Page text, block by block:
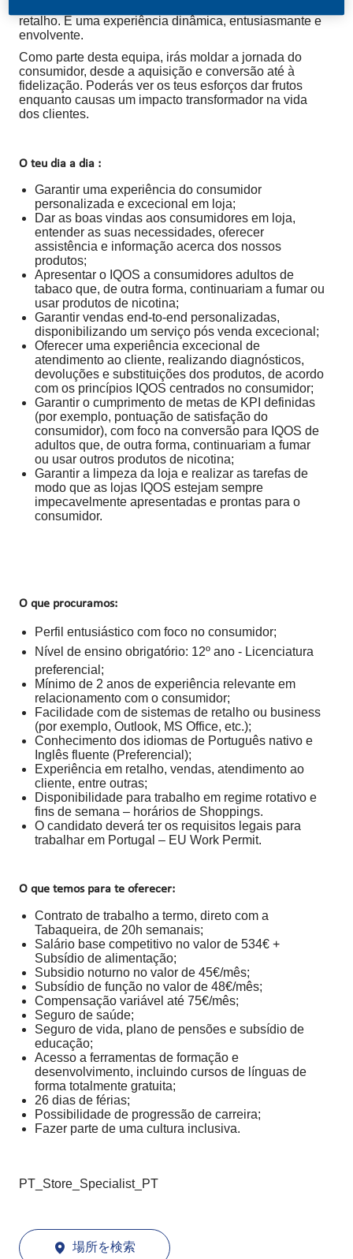
retalho. É uma experiência dinâmica, entusiasmante e
envolvente.
Como parte desta equipa, irás moldar a jornada do
consumidor, desde a aquisição e conversão até à
fidelização. Poderás ver os teus esforços dar frutos
enquanto causas um impacto transformador na vida
dos clientes.
O teu dia a dia :
Garantir uma experiência do consumidor
personalizada e excecional em loja;
Dar as boas vindas aos consumidores em loja,
entender as suas necessidades, oferecer
assistência e informação acerca dos nossos
produtos;
Apresentar o IQOS a consumidores adultos de
tabaco que, de outra forma, continuariam a fumar ou
usar produtos de nicotina;
Garantir vendas end-to-end personalizadas,
disponibilizando um serviço pós venda excecional;
Oferecer uma experiência excecional de
atendimento ao cliente, realizando diagnósticos,
devoluções e substituições dos produtos, de acordo
com os princípios IQOS centrados no consumidor;
Garantir o cumprimento de metas de KPI definidas
(por exemplo, pontuação de satisfação do
consumidor), com foco na conversão para IQOS de
adultos que, de outra forma, continuariam a fumar
ou usar outros produtos de nicotina;
Garantir a limpeza da loja e realizar as tarefas de
modo que as lojas IQOS estejam sempre
impecavelmente apresentadas e prontas para o
consumidor.
O que procuramos:
Perfil entusiástico com foco no consumidor;
Nível de ensino obrigatório: 12º ano - Licenciatura
preferencial;
Mínimo de 2 anos de experiência relevante em
relacionamento com o consumidor;
Facilidade com de sistemas de retalho ou business
(por exemplo, Outlook, MS Office, etc.);
Conhecimento dos idiomas de Português nativo e
Inglês fluente (Preferencial);
Experiência em retalho, vendas, atendimento ao
cliente, entre outras;
Disponibilidade para trabalho em regime rotativo e
fins de semana – horários de Shoppings.
O candidato deverá ter os requisitos legais para
trabalhar em Portugal – EU Work Permit.
O que temos para te oferecer:
Contrato de trabalho a termo, direto com a
Tabaqueira, de 20h semanais;
Salário base competitivo no valor de 534€ +
Subsídio de alimentação;
Subsidio noturno no valor de 45€/mês;
Subsídio de função no valor de 48€/mês;
Compensação variável até 75€/mês;
Seguro de saúde;
Seguro de vida, plano de pensões e subsídio de
educação;
Acesso a ferramentas de formação e
desenvolvimento, incluindo cursos de línguas de
forma totalmente gratuita;
26 dias de férias;
Possibilidade de progressão de carreira;
Fazer parte de uma cultura inclusiva.
PT_Store_Specialist_PT
場所を検索